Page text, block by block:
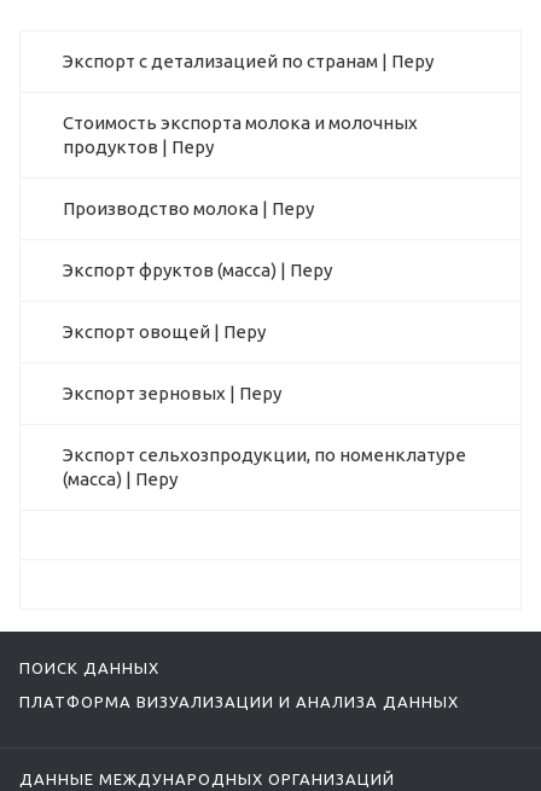
Экспорт с детализацией по странам | Перу
Стоимость экспорта молока и молочных
продуктов | Перу
Производство молока | Перу
Экспорт фруктов (масса) | Перу
Экспорт овощей | Перу
Экспорт зерновых | Перу
Экспорт сельхозпродукции, по номенклатуре
(масса) | Перу
ПОИСК ДАННЫХ
ПЛАТФОРМА ВИЗУАЛИЗАЦИИ И АНАЛИЗА ДАННЫХ
ДАННЫЕ МЕЖДУНАРОДНЫХ ОРГАНИЗАЦИЙ